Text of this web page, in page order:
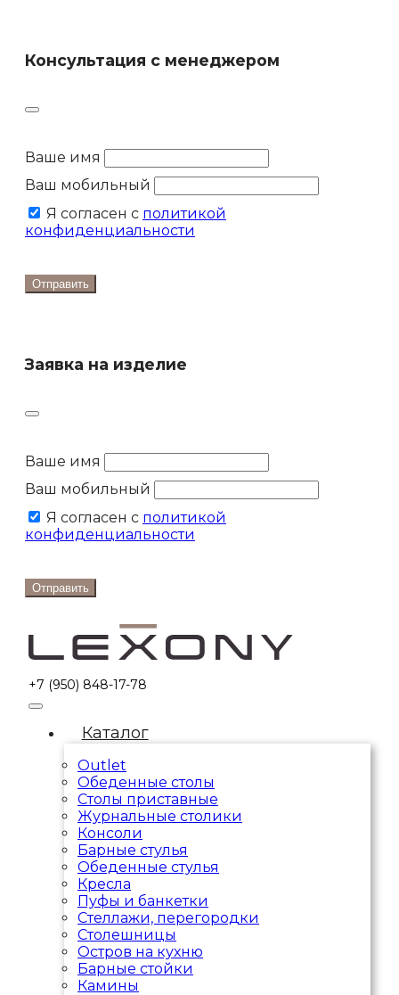
Консультация с менеджером
Ваше имя
Ваш мобильный
Я согласен с политикой
конфиденциальности
Отправить
Заявка на изделие
Ваше имя
Ваш мобильный
Я согласен с политикой
конфиденциальности
Отправить
+7 (950) 848-17-78
Каталог
Outlet
Обеденные столы
Столы приставные
Журнальные столики
Консоли
Барные стулья
Обеденные стулья
Кресла
Пуфы и банкетки
Стеллажи, перегородки
Столешницы
Остров на кухню
Барные стойки
Камины